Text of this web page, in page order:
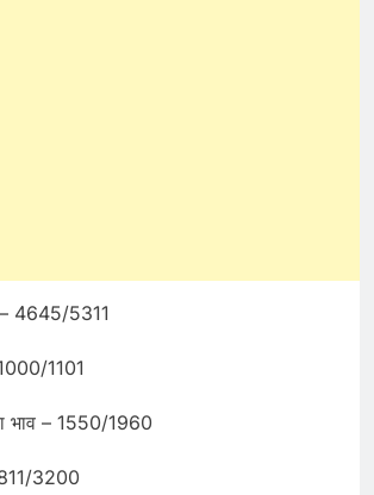
4645/5311
1101
भाव – 1550/1960
3200